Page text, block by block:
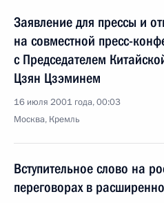
Заявление для прессы и
на совместной пресс-
с Председателем
Цзян Цзэминем
16 июля 2001 года, 00:03
Москва, Кремль
Вступительное слово на
переговорах в